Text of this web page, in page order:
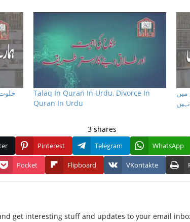
Talaq In Quran In Urdu, Divorce In
Quran In Urdu
3 shares
Pinterest Telegram WhatsApp
Pocket Flipboard VKontakte
get interesting stuff and updates to your email